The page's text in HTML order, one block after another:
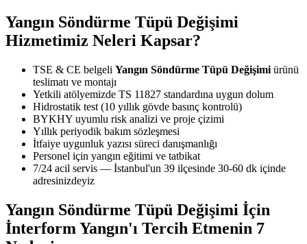
Yangın Söndürme Tüpü Değişimi
Hizmetimiz Neleri Kapsar?
TSE & CE belgeli Yangın Söndürme Tüpü Değişimi ürünü
teslimatı ve montajı
Yetkili atölyemizde TS 11827 standardına uygun dolum
Hidrostatik test (10 yıllık gövde basınç kontrolü)
BYKHY uyumlu risk analizi ve proje çizimi
Yıllık periyodik bakım sözleşmesi
İtfaiye uygunluk yazısı süreci danışmanlığı
Personel için yangın eğitimi ve tatbikat
7/24 acil servis — İstanbul'un 39 ilçesinde 30-60 dk içinde
adresinizdeyiz
Yangın Söndürme Tüpü Değişimi İçin
İnterform Yangın'ı Tercih Etmenin 7